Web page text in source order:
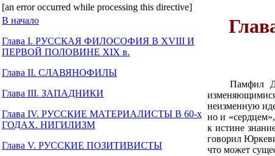
[an error occurred while processing this directive]
В начало
Глава I. РУССКАЯ ФИЛОСОФИЯ В XVIII И
ПЕРВОЙ ПОЛОВИНЕ XIX в.
Глава II. СЛАВЯНОФИЛЫ
Глава III. ЗАПАДНИКИ
Глава IV. РУССКИЕ МАТЕРИАЛИСТЫ В 60-х
ГОДАХ. НИГИЛИЗМ
Глава V. РУССКИЕ ПОЗИТИВИСТЫ
Памфил
неизменную
но и
к истине
говорил
что может